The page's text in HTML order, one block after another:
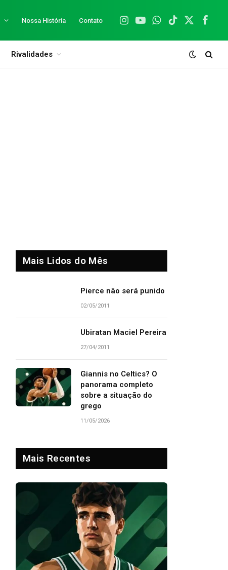
Nossa História Contato
Instagram
YouTubeWhatsApp
TikTok
X
Rivalidades
Mais Lidos do Mês
Pierce não será punido
02/05/2011
Ubiratan Maciel Pereira
27/04/2011
Giannis no Celtics? O
panorama completo
sobre a situação do
grego
11/05/2026
Mais Recentes